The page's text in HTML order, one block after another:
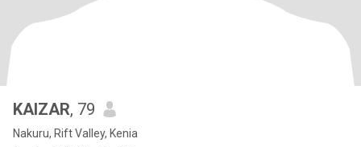
KAIZAR, 79
Nakuru, Rift Valley, Kenia